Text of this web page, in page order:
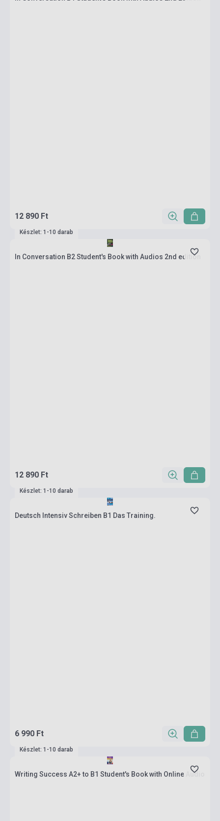
12 890 Ft
Készlet: 1-10 darab
In Conversation B2 Student's Book with Audios 2nd edition
12 890 Ft
Készlet: 1-10 darab
Deutsch Intensiv Schreiben B1 Das Training.
6 990 Ft
Készlet: 1-10 darab
Writing Success A2+ to B1 Student's Book with Online Audio